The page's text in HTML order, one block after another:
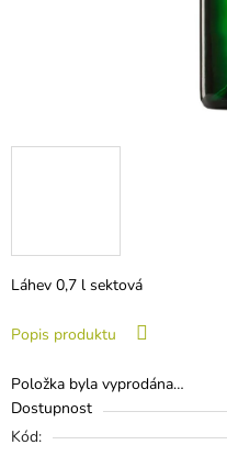
Láhev 0,7 l sektová
Popis produktu
Položka byla vyprodána…
Dostupnost
Kód: